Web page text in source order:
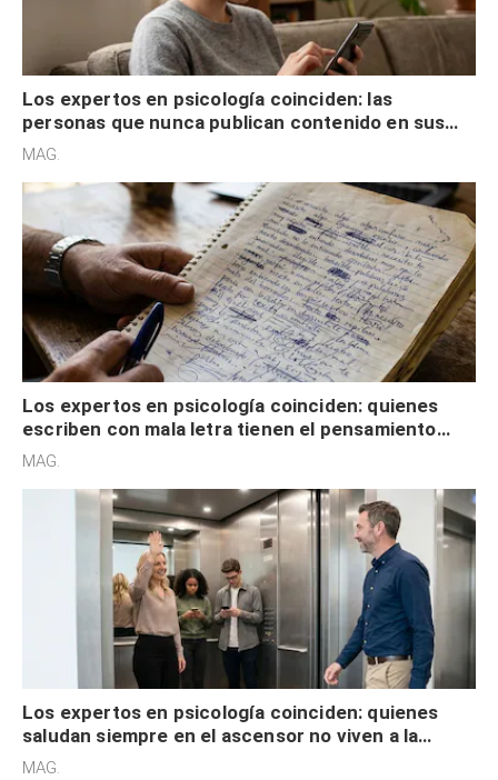
Los expertos en psicología coinciden: las
personas que nunca publican contenido en sus
redes sociales no pretenden buscar validación
MAG.
Los expertos en psicología coinciden: quienes
escriben con mala letra tienen el pensamiento
acelerado y no lo hacen por desinterés
MAG.
Los expertos en psicología coinciden: quienes
saludan siempre en el ascensor no viven a la
defensiva y tienen apertura social
MAG.